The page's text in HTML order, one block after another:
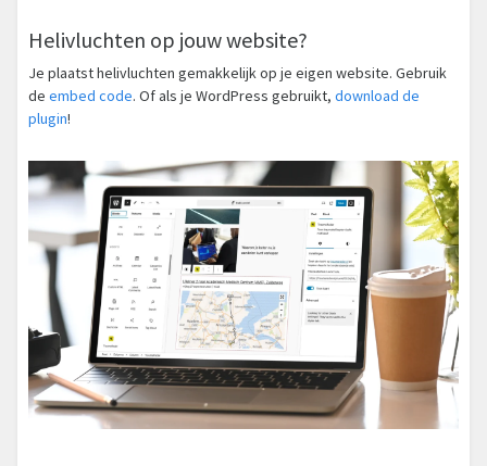
Helivluchten op jouw website?
Je plaatst helivluchten gemakkelijk op je eigen website. Gebruik
de embed code. Of als je WordPress gebruikt, download de
plugin!